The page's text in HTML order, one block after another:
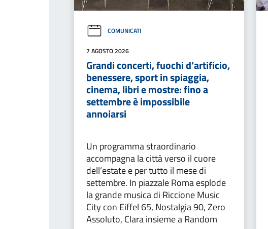
COMUNICATI
7 AGOSTO 2026
Grandi concerti, fuochi d’artificio,
benessere, sport in spiaggia,
cinema, libri e mostre: fino a
settembre è impossibile
annoiarsi
Un programma straordinario
accompagna la città verso il cuore
dell’estate e per tutto il mese di
settembre. In piazzale Roma esplode
la grande musica di Riccione Music
City con Eiffel 65, Nostalgia 90, Zero
Assoluto, Clara insieme a Random